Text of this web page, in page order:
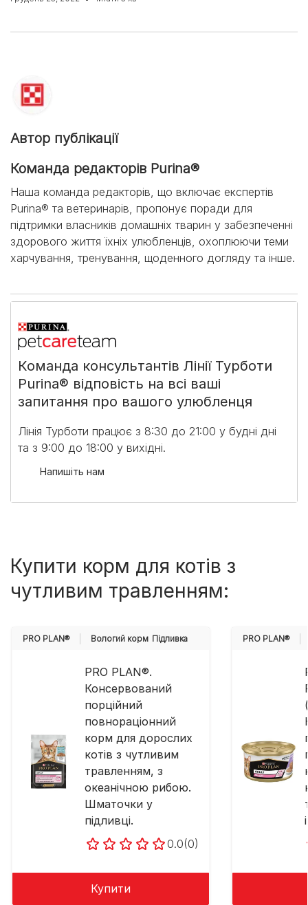
Автор публікації
Команда редакторів Purina®
Наша команда редакторів, що включає експертів
Purina® та ветеринарів, пропонує поради для
підтримки власників домашніх тварин у забезпеченні
здорового життя їхніх улюбленців, охоплюючи теми
харчування, тренування, щоденного догляду та інше.
Команда консультантів Лінії Турботи
Purina® відповість на всі ваші
запитання про вашого улюбленця
Лінія Турботи працює з 8:30 до 21:00 у будні дні
та з 9:00 до 18:00 у вихідні.​
Напишіть нам
Купити корм для котів з
чутливим травленням:
PRO PLAN® Вологий корм Підливка
PRO PLAN®.
Консервований
порційний
повнораціонний
корм для дорослих
котів з чутливим
травленням, з
океанічною рибою.
Шматочки у
підливці.
0.0(0)
Купити
PRO PLAN®